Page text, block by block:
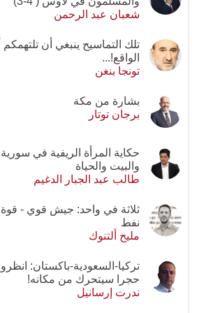
شعبان عبد الرحمن
تلك التماسيح ينبغي أن تلتهمكم
الواقع!...
تونجا بنغن
بشارة من مكة
برجان توتار
حكاية المرأة الريفية في
والبيت والحياة
طالب عبد الجبار الدغيم
ثلاثة في واحد: جيش قوي - قوة
نفط
مليح ألتنوك
تركيا-السعودية-باكستان:
حجرا سيتحرك من مكانه!
ندرت إرسانيل